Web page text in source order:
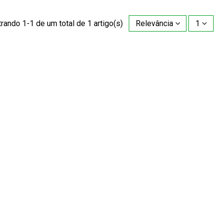
1-1 de um total de 1 artigo(s) Relevância 1